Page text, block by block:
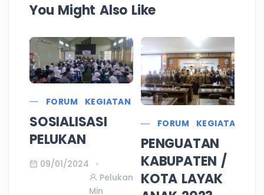
You Might Also Like
FORUM KEGIATAN
SOSIALISASI
PELUKAN
09/01/2024
Pelukan
Min
FORUM KEGIATAN
PENGUATAN
KABUPATEN /
KOTA LAYAK